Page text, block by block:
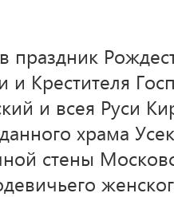
праздник
и Крестителя
и всея Руси
храма
стены